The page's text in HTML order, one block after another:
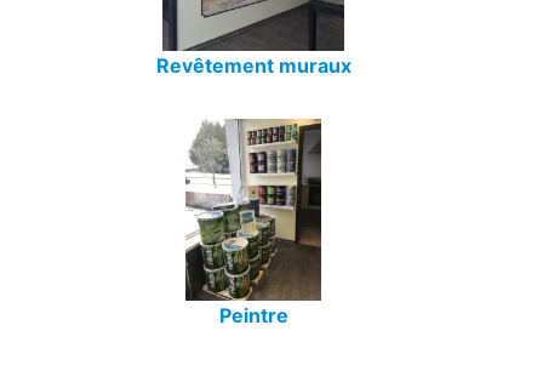
Revêtement muraux
Peintre